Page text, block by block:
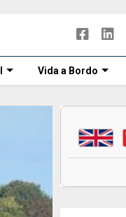
Vida a Bordo